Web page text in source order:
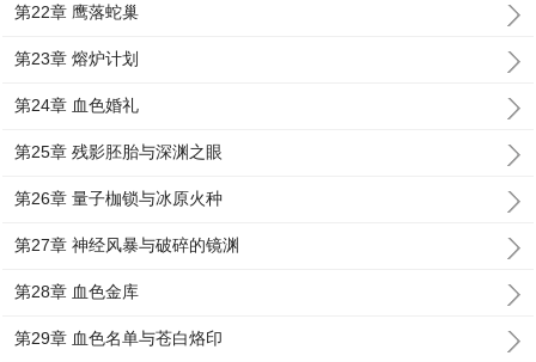
第22章 鹰落蛇巢
第23章 熔炉计划
第24章 血色婚礼
第25章 残影胚胎与深渊之眼
第26章 量子枷锁与冰原火种
第27章 神经风暴与破碎的镜渊
第28章 血色金库
第29章 血色名单与苍白烙印